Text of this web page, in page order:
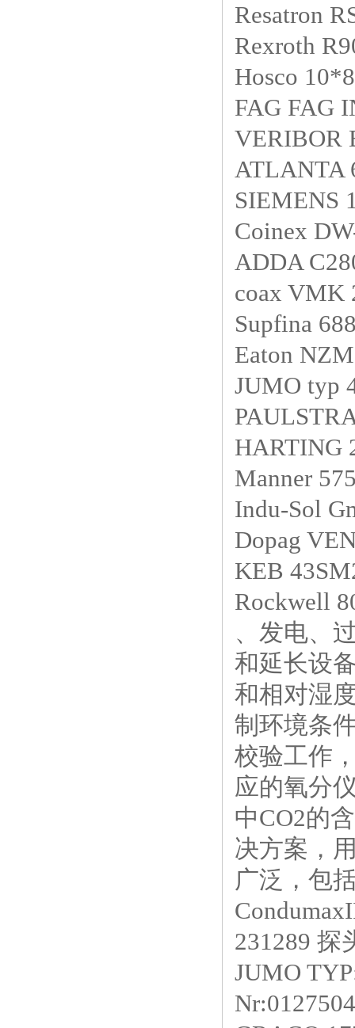
Resatron
Rexroth
Hosco
FAG FAG
VERIBOR
ATLANTA
SIEMENS
Coinex
ADDA
coax VMK
Supfina
Eaton
JUMO typ
HARTING
Manner
Indu-Sol
Dopag
KEB
Rockwell
、发电、
和延长设
和相对湿
制环境条
校验工作
应的氧分
中CO2的
决方案，
广泛，包
231289 探
JUMO